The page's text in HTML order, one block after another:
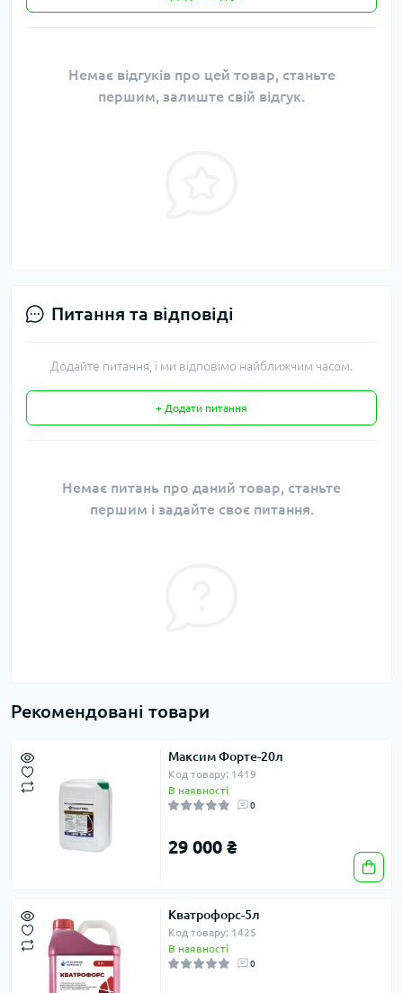
Немає відгуків про цей товар, станьте
першим, залиште свій відгук.
Питання та відповіді
Додайте питання, і ми відповімо найближчим часом.
+ Додати питання
Немає питань про даний товар, станьте
першим і задайте своє питання.
Рекомендовані товари
Максим Форте-20л
Код товару: 1419
В наявності
0
29 000 ₴
Кватрофорс-5л
Код товару: 1425
В наявності
0